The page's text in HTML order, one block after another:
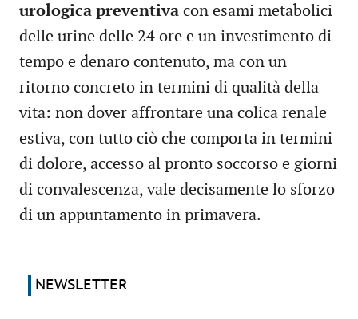
urologica preventiva con esami metabolici
delle urine delle 24 ore e un investimento di
tempo e denaro contenuto, ma con un
ritorno concreto in termini di qualità della
vita: non dover affrontare una colica renale
estiva, con tutto ciò che comporta in termini
di dolore, accesso al pronto soccorso e giorni
di convalescenza, vale decisamente lo sforzo
di un appuntamento in primavera.
NEWSLETTER